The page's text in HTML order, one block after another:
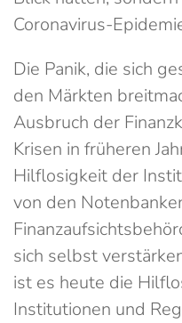
Coronavirus-
Die Panik, die sich
den Märkten
Ausbruch der
Krisen in früheren
Hilflosigkeit der
von den
sich selbst
ist es heute die
Institutionen und